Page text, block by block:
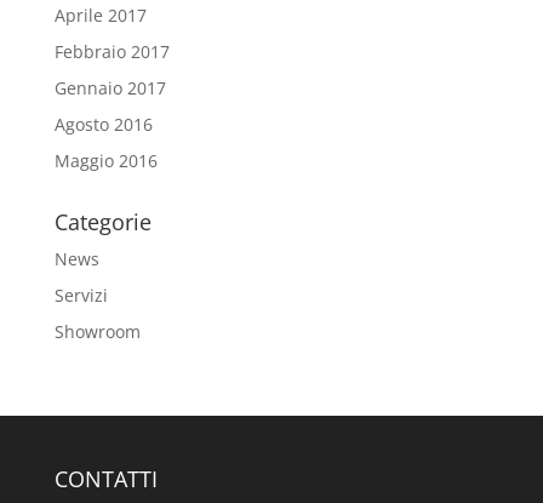
Aprile 2017
Febbraio 2017
Gennaio 2017
Agosto 2016
Maggio 2016
Categorie
News
Servizi
Showroom
CONTATTI